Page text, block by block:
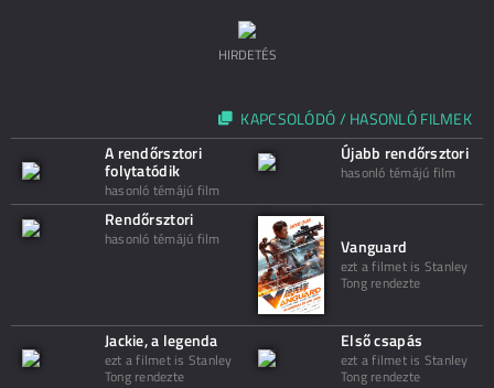
HIRDETÉS
KAPCSOLÓDÓ / HASONLÓ FILMEK
A rendőrsztori
folytatódik
hasonló témájú film
Újabb rendőrsztori
hasonló témájú film
Rendőrsztori
hasonló témájú film Vanguard
ezt a filmet is Stanley
Tong rendezte
Jackie, a legenda
ezt a filmet is Stanley
Tong rendezte
Első csapás
ezt a filmet is Stanley
Tong rendezte